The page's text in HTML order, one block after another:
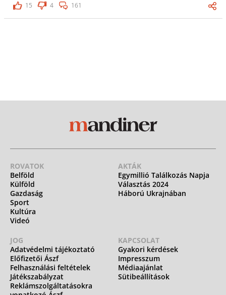
15
4 161
ROVATOK
Belföld
Külföld
Gazdaság
Sport
Kultúra
Videó
AKTÁK
Egymillió Találkozás Napja
Választás 2024
Háború Ukrajnában
JOG
Adatvédelmi tájékoztató
Előfizetői Ászf
Felhasználási feltételek
Játékszabályzat
Reklámszolgáltatásokra
KAPCSOLAT
Gyakori kérdések
Impresszum
Médiaajánlat
Sütibeállítások